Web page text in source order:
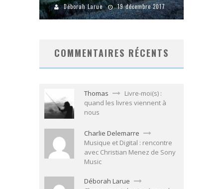
Déborah Larue 19 décembre 2017
COMMENTAIRES RÉCENTS
Thomas
Livre-moi(s) :
quand les livres viennent à
nous
Charlie Delemarre
Musique et Digital : rencontre
avec Christian Menez de Sony
Music
Déborah Larue